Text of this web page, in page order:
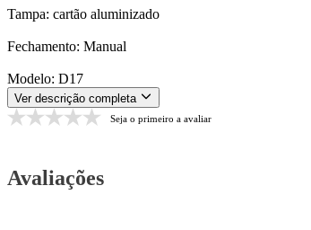
Tampa: cartão aluminizado
Fechamento: Manual
Modelo: D17
Ver descrição completa
Seja o primeiro a avaliar
Avaliações